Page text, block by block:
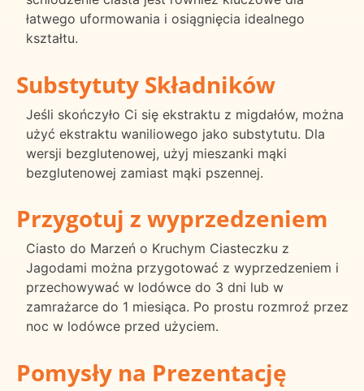
łatwego uformowania i osiągnięcia idealnego
kształtu.
Substytuty Składników
Jeśli skończyło Ci się ekstraktu z migdałów, można
użyć ekstraktu waniliowego jako substytutu. Dla
wersji bezglutenowej, użyj mieszanki mąki
bezglutenowej zamiast mąki pszennej.
Przygotuj z wyprzedzeniem
Ciasto do Marzeń o Kruchym Ciasteczku z
Jagodami można przygotować z wyprzedzeniem i
przechowywać w lodówce do 3 dni lub w
zamrażarce do 1 miesiąca. Po prostu rozmroź przez
noc w lodówce przed użyciem.
Pomysły na Prezentację